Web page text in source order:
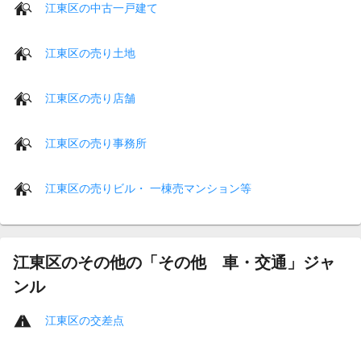
江東区の中古一戸建て
江東区の売り土地
江東区の売り店舗
江東区の売り事務所
江東区の売りビル・ 一棟売マンション等
江東区のその他の「その他 車・交通」ジャ
ンル
江東区の交差点